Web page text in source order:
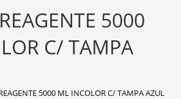
5000
C/ TAMPA
5000 ML INCOLOR C/ TAMPA AZUL